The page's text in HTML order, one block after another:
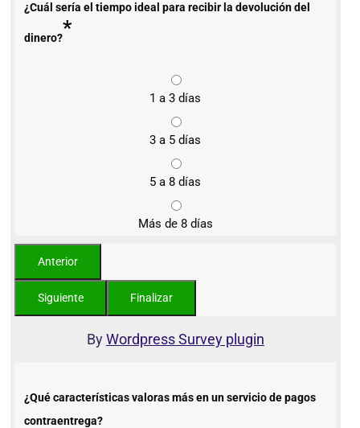
¿Cuál sería el tiempo ideal para recibir la devolución del
dinero?*
1 a 3 días
3 a 5 días
5 a 8 días
Más de 8 días
ByWordpress Survey plugin
¿Qué características valoras más en un servicio de pagos
contraentrega?